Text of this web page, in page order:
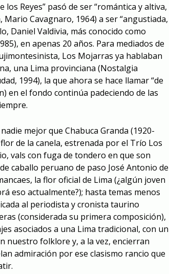
los Reyes” pasó de ser “romántica y altiva,
Cavagnaro, 1964) a ser “angustiada,
Daniel Valdivia, más conocido como
en apenas 20 años. Para mediados de
Los Mojarras ya hablaban
una Lima provinciana (Nostalgia
1994), la que ahora se hace llamar “de
en el fondo continúa padeciendo de las
mejor que Chabuca Granda (1920-
de la canela, estrenada por el Trío Los
vals con fuga de tondero en que son
caballo peruano de paso José Antonio de
la flor oficial de Lima (¿algún joven
eso actualmente?); hasta temas menos
al periodista y cronista taurino
(considerada su primera composición),
asociados a una Lima tradicional, con un
nuestro folklore y, a la vez, encierran
admiración por ese clasismo rancio que